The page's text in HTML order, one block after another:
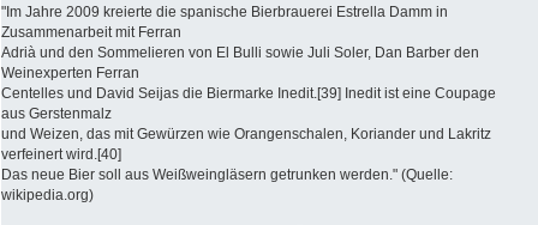
"Im Jahre 2009 kreierte die spanische Bierbrauerei Estrella Damm in
Zusammenarbeit mit Ferran
Adrià und den Sommelieren von El Bulli sowie Juli Soler, Dan Barber den
Weinexperten Ferran
Centelles und David Seijas die Biermarke Inedit.[39] Inedit ist eine Coupage
aus Gerstenmalz
und Weizen, das mit Gewürzen wie Orangenschalen, Koriander und Lakritz
verfeinert wird.[40]
Das neue Bier soll aus Weißweingläsern getrunken werden." (Quelle:
wikipedia.org)